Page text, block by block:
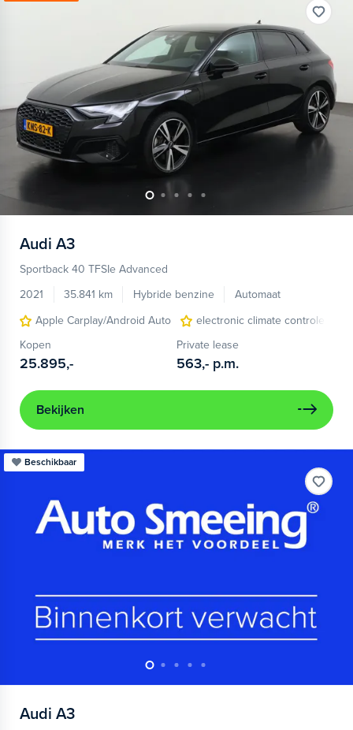
Audi A3
Sportback 40 TFSIe Advanced
2021
35.841 km Hybride benzine
Automaat
Apple Carplay/Android Auto
electronic climate controle
Kopen
25.895,-
Private lease
563,- p.m.
Bekijken
Beschikbaar
Audi A3